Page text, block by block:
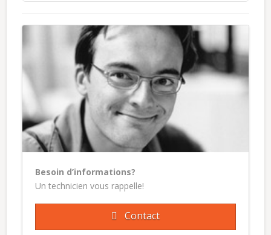
Besoin d’informations?
Un technicien vous rappelle!
Contact